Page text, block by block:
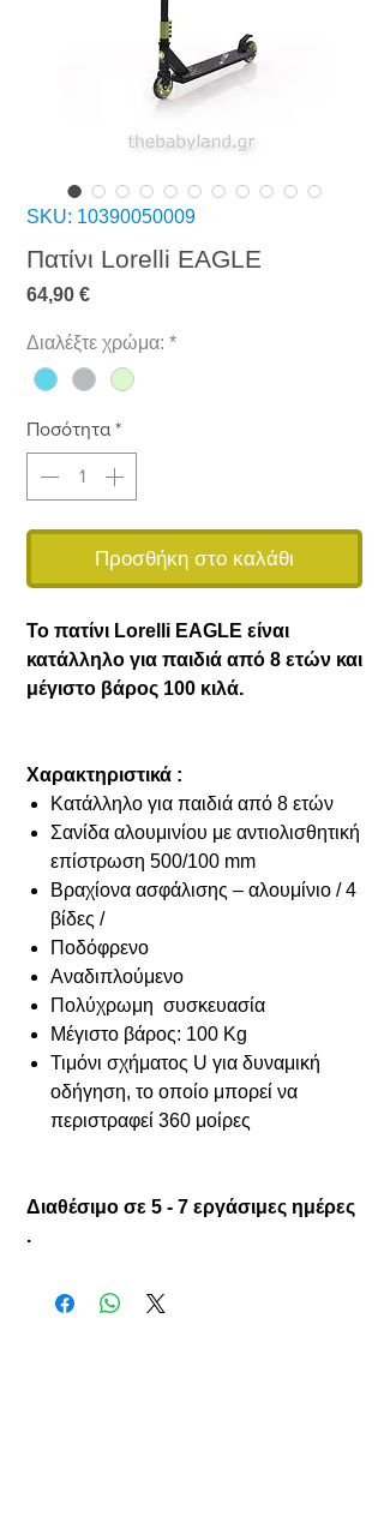
SKU: 10390050009
Πατίνι Lorelli EAGLE
64,90 €Τιμή
Διαλέξτε χρώμα: *
Ποσότητα *
Προσθήκη στο καλάθι
Το πατίνι Lorelli EAGLE είναι
κατάλληλο για παιδιά από 8 ετών και
μέγιστο βάρος 100 κιλά.
Χαρακτηριστικά :
Κατάλληλο για παιδιά από 8 ετών
Σανίδα αλουμινίου με αντιολισθητική
επίστρωση 500/100 mm
Βραχίονα ασφάλισης – αλουμίνιο / 4
βίδες /
Ποδόφρενο
Αναδιπλούμενο
Πολύχρωμη συσκευασία
Μέγιστο βάρος: 100 Kg
Τιμόνι σχήματος U για δυναμική
οδήγηση, το οποίο μπορεί να
περιστραφεί 360 μοίρες
Διαθέσιμο σε 5 - 7 εργάσιμες ημέρες
.